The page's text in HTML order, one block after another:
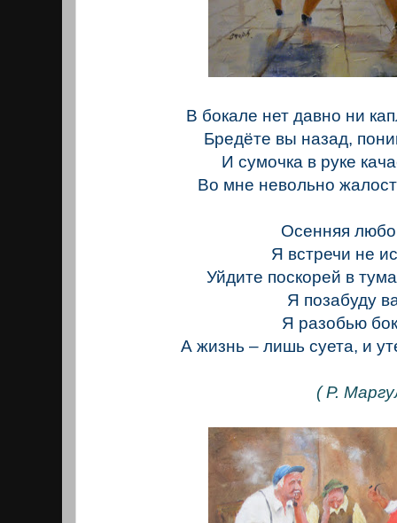
В бокале нет давно ни
Бредёте вы назад,
И сумочка в руке
Во мне невольно
Осенняя
Я встречи не
Уйдите поскорей в
Я позабуду
Я разобью
А жизнь – лишь суета, и
( Р.